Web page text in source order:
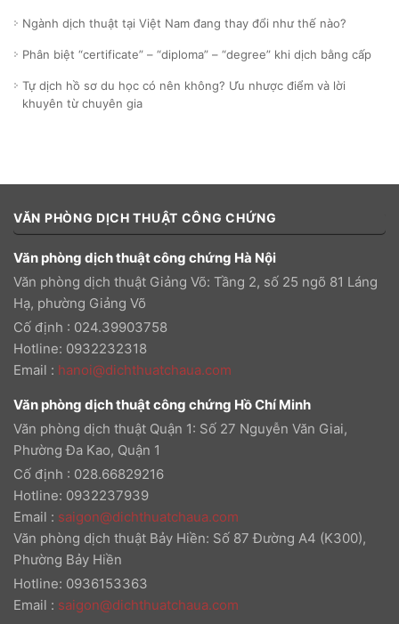
Ngành dịch thuật tại Việt Nam đang thay đổi như thế nào?
Phân biệt “certificate” – “diploma” – “degree” khi dịch bằng cấp
Tự dịch hồ sơ du học có nên không? Ưu nhược điểm và lời
khuyên từ chuyên gia
VĂN PHÒNG DỊCH THUẬT CÔNG CHỨNG
Văn phòng dịch thuật công chứng Hà Nội
Văn phòng dịch thuật Giảng Võ: Tầng 2, số 25 ngõ 81 Láng
Hạ, phường Giảng Võ
Cố định : 024.39903758
Hotline: 0932232318
Email : hanoi@dichthuatchaua.com
Văn phòng dịch thuật công chứng Hồ Chí Minh
Văn phòng dịch thuật Quận 1: Số 27 Nguyễn Văn Giai,
Phường Đa Kao, Quận 1
Cố định : 028.66829216
Hotline: 0932237939
Email : saigon@dichthuatchaua.com
Văn phòng dịch thuật Bảy Hiền: Số 87 Đường A4 (K300),
Phường Bảy Hiền
Hotline: 0936153363
Email : saigon@dichthuatchaua.com